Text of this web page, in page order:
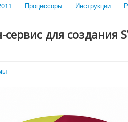
Процессоры Инструкции
для создания